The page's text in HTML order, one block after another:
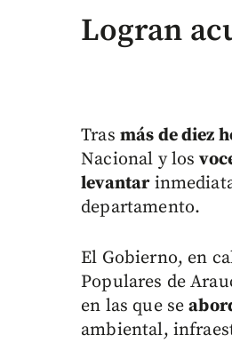
Logran
Tras más de diez
Nacional y los
levantar
departamento.
El Gobierno, en
Populares de
en las que se
ambiental,